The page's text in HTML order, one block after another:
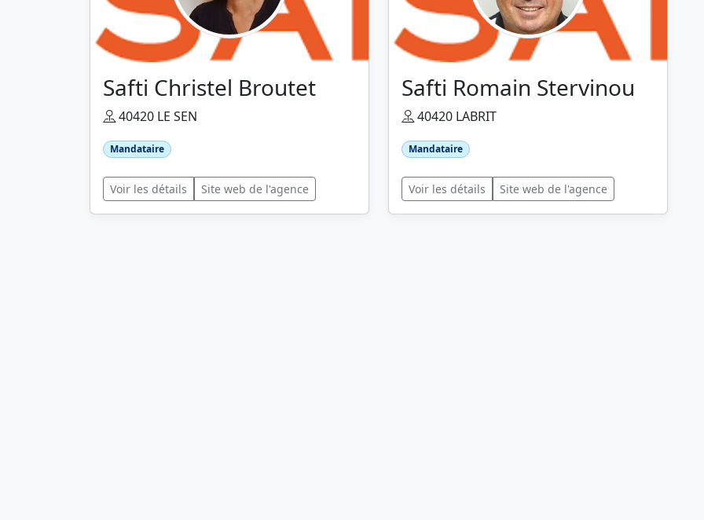
Safti Christel Broutet
40420 LE SEN
Mandataire
Voir les détails Site web de l'agence
Safti Romain Stervinou
40420 LABRIT
Mandataire
Voir les détails Site web de l'agence